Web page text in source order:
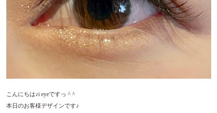
こんにちは♪i eyeですっ ^ ^
本日のお客様デザインです♪